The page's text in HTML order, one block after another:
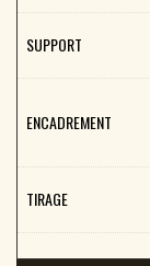
SUPPORT
ENCADREMENT
TIRAGE